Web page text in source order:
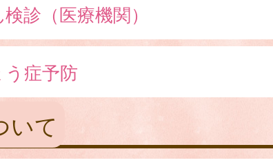
診（医療機関）
症予防
いて